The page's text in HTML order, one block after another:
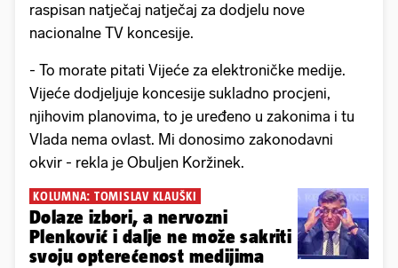
raspisan natječaj natječaj za dodjelu nove
nacionalne TV koncesije.
- To morate pitati Vijeće za elektroničke medije.
Vijeće dodjeljuje koncesije sukladno procjeni,
njihovim planovima, to je uređeno u zakonima i tu
Vlada nema ovlast. Mi donosimo zakonodavni
okvir - rekla je Obuljen Koržinek.
KOLUMNA: TOMISLAV KLAUŠKI
Dolaze izbori, a nervozni
Plenković i dalje ne može sakriti
svoju opterećenost medijima